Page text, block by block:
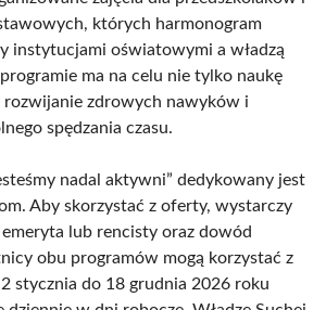
których harmonogram
instytucjami oświatowymi a władzą
ma na celu nie tylko naukę
rozwijanie zdrowych nawyków i
spędzania czasu.
nadal aktywni” dedykowany jest
Aby skorzystać z oferty, wystarczy
lub rencisty oraz dowód
obu programów mogą korzystać z
stycznia do 18 grudnia 2026 roku